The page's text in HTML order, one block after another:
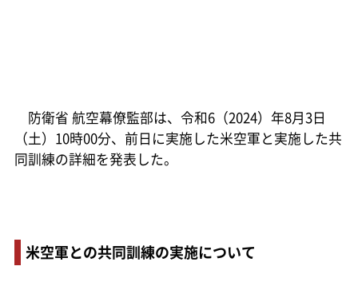
防衛省 航空幕僚監部は、令和6（2024）年8月3日
（土）10時00分、前日に実施した米空軍と実施した共
同訓練の詳細を発表した。
米空軍との共同訓練の実施について